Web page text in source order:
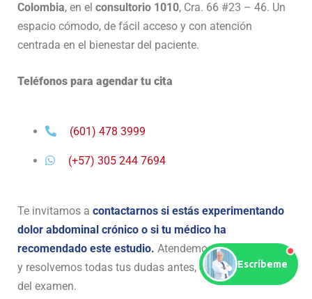
Colombia, en el consultorio 1010, Cra. 66 #23 – 46. Un
espacio cómodo, de fácil acceso y con atención
centrada en el bienestar del paciente.
Teléfonos para agendar tu cita
(601) 478 3999
(+57) 305 244 7694
Te invitamos a contactarnos si estás experimentando
dolor abdominal crónico o si tu médico ha
recomendado este estudio. Atendemos con cita previa
y resolvemos todas tus dudas antes, durante y después
del examen.
Escríbeme